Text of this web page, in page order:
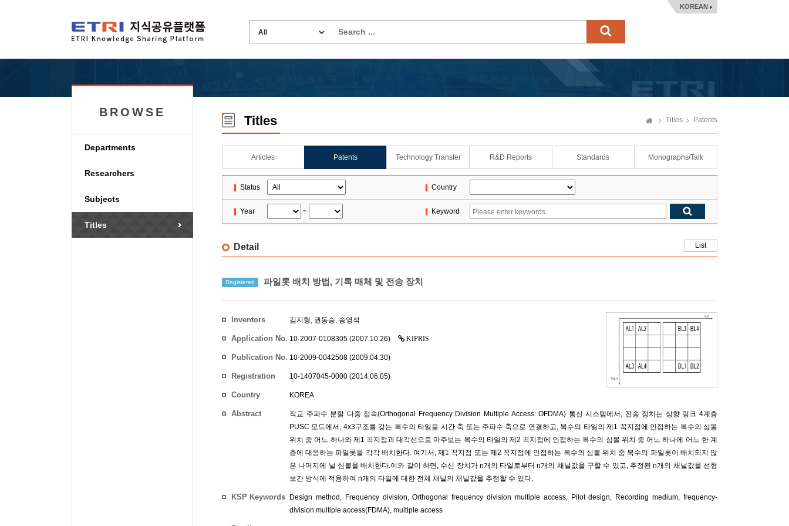
KOREAN
BROWSE
Departments
Researchers
Subjects
Titles
Titles Titles Patents
Articles Patents Technology Transfer R&D Reports Standards Monographs/Talk
Status Country
Year ~ Keyword
Detail List
Registered 파일롯 배치 방법, 기록 매체 및 전송 장치
Inventors 김지형, 권동승, 송영석
Application No. 10-2007-0108305 (2007.10.26) KIPRIS
Publication No. 10-2009-0042508 (2009.04.30)
Registration
10-1407045-0000 (2014.06.05)
Country KOREA
Abstract
직교 주파수 분할 다중 접속(Orthogonal Frequency Division Multiple Access: OFDMA) 통신 시스템에서, 전송 장치는 상향 링크 4계층
PUSC 모드에서, 4x3구조를 갖는 복수의 타일을 시간 축 또는 주파수 축으로 연결하고, 복수의 타일의 제1 꼭지점에 인접하는 복수의 심볼
위치 중 어느 하나와 제1 꼭지점과 대각선으로 마주보는 복수의 타일의 제2 꼭지점에 인접하는 복수의 심볼 위치 중 어느 하나에 어느 한 계
층에 대응하는 파일롯을 각각 배치한다. 여기서, 제1 꼭지점 또는 제2 꼭지점에 인접하는 복수의 심볼 위치 중 복수의 파일롯이 배치되지 않
은 나머지에 널 심볼을 배치한다.이와 같이 하면, 수신 장치가 n개의 타일로부터 n개의 채널값을 구할 수 있고, 추정된 n개의 채널값을 선형
보간 방식에 적용하여 n개의 타일에 대한 전체 채널의 채널값을 추정할 수 있다.
KSP Keywords
Design method, Frequency division, Orthogonal frequency division multiple access, Pilot design, Recording medium, frequency-
division multiple access(FDMA), multiple access